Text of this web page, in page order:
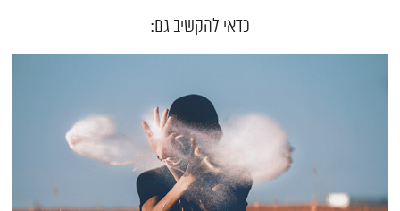
כדאי להקשיב גם: